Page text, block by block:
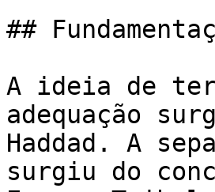
##
A ideia de ter
adequação
Haddad. A
surgiu do